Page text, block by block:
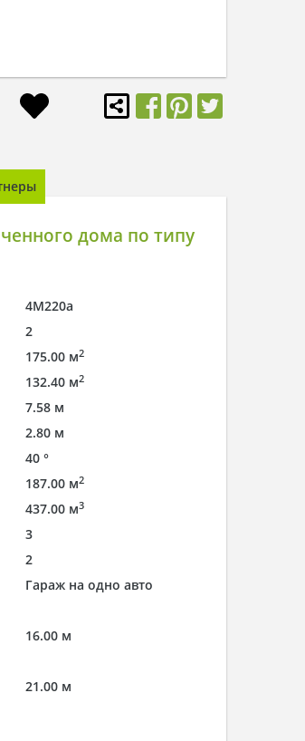
дома по типу
4M220a
2
175.00 м2
132.40 м2
7.58 м
2.80 м
40 °
187.00 м2
437.00 м3
3
2
Гараж на одно авто
16.00 м
21.00 м